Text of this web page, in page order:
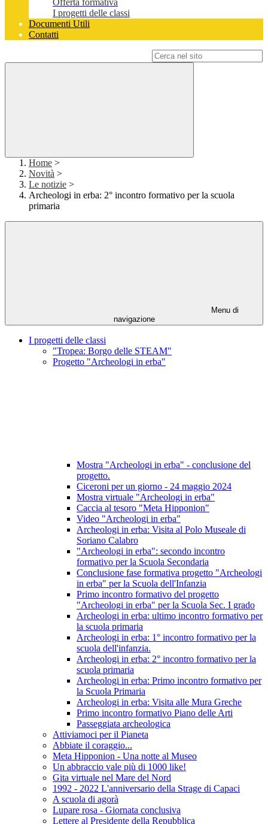
Offerta formativa
I progetti delle classi
Documenti Utili
Contatti
Home >
Novità >
Le notizie >
Archeologi in erba: 2° incontro formativo per la scuola
primaria
Menu di
navigazione
I progetti delle classi
"Tropea: Borgo delle STEAM"
Progetto "Archeologi in erba"
Mostra "Archeologi in erba" - conclusione del
progetto.
Ciceroni per un giorno - 24 maggio 2024
Mostra virtuale "Archeologi in erba"
Caccia al tesoro "Meta Hipponion"
Video "Archeologi in erba"
Archeologi in erba: Visita al Polo Museale di
Soriano Calabro
"Archeologi in erba": secondo incontro
formativo per la Scuola Secondaria
Conclusione fase formativa progetto "Archeologi
in erba" per la Scuola dell'Infanzia
Primo incontro formativo del progetto
"Archeologi in erba" per la Scuola Sec. I grado
Archeologi in erba: ultimo incontro formativo per
la scuola primaria
Archeologi in erba: 1° incontro formativo per la
scuola dell'infanzia.
Archeologi in erba: 2° incontro formativo per la
scuola primaria
Archeologi in erba: Primo incontro formativo per
la Scuola Primaria
Archeologi in erba: Visita alle Mura Greche
Primo incontro formativo Piano delle Arti
Passeggiata archeologica
Attiviamoci per il Pianeta
Abbiate il coraggio...
Meta Hipponion - Una notte al Museo
Un abbraccio vale più di 1000 like!
Gita virtuale nel Mare del Nord
1992 - 2022 L'anniversario della Strage di Capaci
A scuola di agorà
Lupare rosa - Giornata conclusiva
Lettere al Presidente della Repubblica